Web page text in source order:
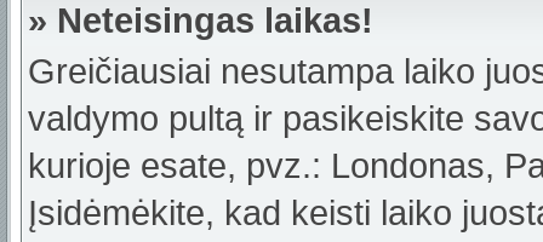
» Neteisingas laikas!
Greičiausiai nesutampa laiko
valdymo pultą ir pasikeiskite
kurioje esate, pvz.: Londonas,
Įsidėmėkite, kad keisti laiko